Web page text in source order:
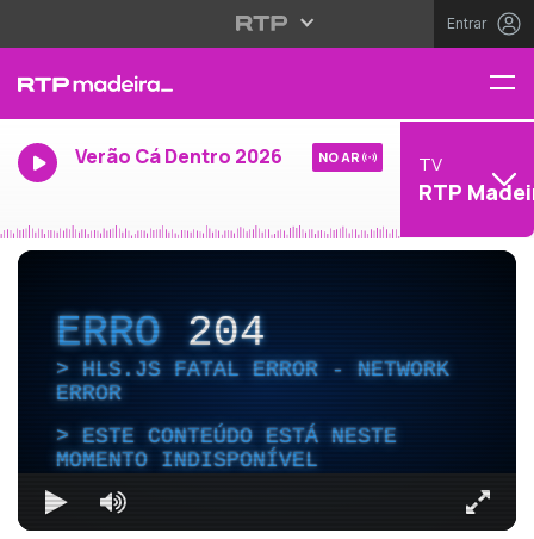
Entrar
Verão Cá Dentro 2026 NO AR TV
RTP
ERRO204
HLS.JS FATAL ERROR - NETWORK
ERROR
ESTE CONTEÚDO ESTÁ NESTE
MOMENTO INDISPONÍVEL